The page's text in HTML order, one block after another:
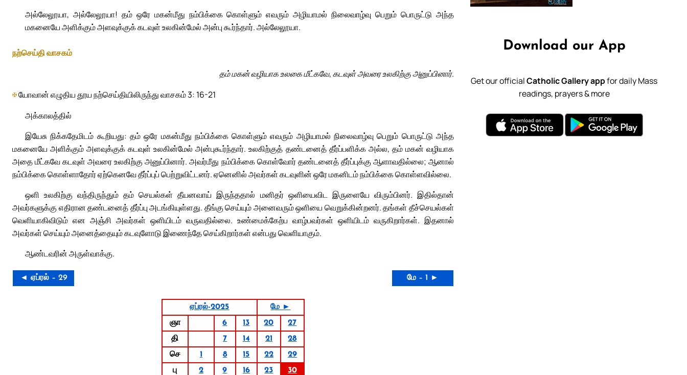
அல்லேலூயா, அல்லேலூயா! தம் ஒரே மகன்மீது நம்பிக்கை கொள்ளும் எவரும் அழியாமல் நிலைவாழ்வு பெறும் பொருட்டு அந்த
மகனையே அளிக்கும் அளவுக்குக் கடவுள் உலகின்மேல் அன்பு கூர்ந்தார். அல்லேலூயா.
நற்செய்தி வாசகம்
தம் மகன் வழியாக உலகை மீட்கவே, கடவுள் அவரை உலகிற்கு அனுப்பினார்.
✠யோவான் எழுதிய தூய நற்செய்தியிலிருந்து வாசகம் 3: 16-21
அக்காலத்தில்
இயேசு நிக்கதேமிடம் கூறியது: தம் ஒரே மகன்மீது நம்பிக்கை கொள்ளும் எவரும் அழியாமல் நிலைவாழ்வு பெறும் பொருட்டு அந்த
மகனையே அளிக்கும் அளவுக்குக் கடவுள் உலகின்மேல் அன்புகூர்ந்தார். உலகிற்குத் தண்டனைத் தீர்ப்பளிக்க அல்ல, தம் மகன் வழியாக
அதை மீட்கவே கடவுள் அவரை உலகிற்கு அனுப்பினார். அவர்மீது நம்பிக்கை கொள்வோர் தண்டனைத் தீர்ப்புக்கு ஆளாவதில்லை; ஆனால்
நம்பிக்கை கொள்ளாதோர் ஏற்கெனவே தீர்ப்புப் பெற்றுவிட்டனர். ஏனெனில் அவர்கள் கடவுளின் ஒரே மகனிடம் நம்பிக்கை கொள்ளவில்லை.
ஒளி உலகிற்கு வந்திருந்தும் தம் செயல்கள் தீயனவாய் இருந்ததால் மனிதர் ஒளியைவிட இருளையே விரும்பினர். இதில்தான்
அவர்களுக்கு எதிரான தண்டனைத் தீர்ப்பு அடங்கியுள்ளது. தீங்கு செய்யும் அனைவரும் ஒளியை வெறுக்கின்றனர். தங்கள் தீச்செயல்கள்
வெளியாகிவிடும் என அஞ்சி அவர்கள் ஒளியிடம் வருவதில்லை. உண்மைக்கேற்ப வாழ்பவர்கள் ஒளியிடம் வருகிறார்கள். இதனால்
அவர்கள் செய்யும் அனைத்தையும் கடவுளோடு இணைந்தே செய்கிறார்கள் என்பது வெளியாகும்.
ஆண்டவரின் அருள்வாக்கு.
◄ ஏப்ரல் – 29 மே – 1 ►
ஏப்ரல்-2025
மே ►
ஞா
6 13 20
27
தி
7 14 21
28
செ
1 8 15 22
29
பு
2 9 16 23
30
Download our App
Get our officialCatholic Gallery appfor daily Mass
readings, prayers & more